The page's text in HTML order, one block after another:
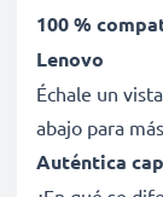
100 %
Lenovo
Échale un
abajo para
Auténtica